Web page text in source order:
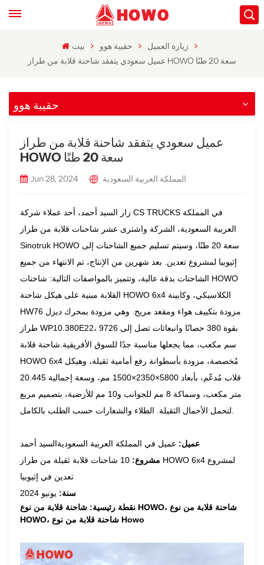
بيت حقيبة هوو
زيارة العميل
عميل سعودي يتفقد شاحنة قلابة من طراز HOWO سعة 20 طنًا
حقيبة هوو
عميل سعودي يتفقد شاحنة قلابة من طراز
HOWO سعة 20 طنًا
Jun 28, 2024 المملكة العربية السعودية
زار السيد أحمد، أحد عملاء شركة CS TRUCKS في المملكة
العربية السعودية، الشركة واشترى عشر شاحنات قلابة من طراز
Sinotruk HOWO سعة 20 طنًا، وسيتم تسليم جميع الشاحنات إلى
إثيوبيا لمشروع تعدين. بعد شهرين من الإنتاج، تم الانتهاء من جميع
الشاحنات بدقة عالية، وتتميز بالمواصفات التالية: شاحنات HOWO
القلابة مبنية على هيكل شاحنة HOWO 6x4 الكلاسيكي، وكابينة
HW76 مزودة بتكييف هواء ومقعد مريح. وهي مزودة بمحرك ديزل
طراز WP10.380E22، بقوة 380 حصانًا وانبعاثات تصل إلى 9726
سم مكعب، مما يجعلها مناسبة جدًا للسوق الأفريقية. شاحنة قلابة
HOWO 6x4 مُخصصة، مزودة بأسطوانة رفع أمامية ثقيلة، وهيكل
قلاب مُدعّم، بأبعاد 5800×2350×1500 مم، وسعة إجمالية 20.445
متر مكعب، وسماكة 8 مم للجوانب و10 مم للأرضية، بتصميم مربع
عميل: عميل في المملكة العربية السعوديةالسيد أحمد
مشروع:
10 شاحنات قلابة ثقيلة من طراز HOWO 6x4 لمشروع
تعدين في إثيوبيا
سنة: يونيو 2024
نقطة رئيسية: شاحنة قلابة من نوع HOWO، شاحنة قلابة من نوع
HOWO، شاحنة قلابة من نوع Howo